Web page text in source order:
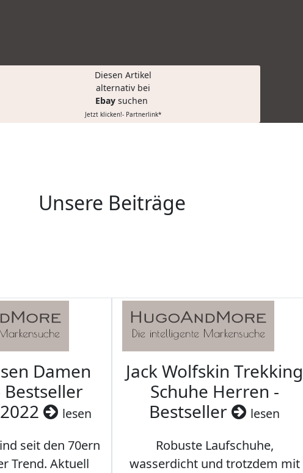
Diesen Artikel
alternativ bei
Ebay suchen
Jetzt klicken!- Partnerlink*
Unsere Beiträge
Damen
lesen
seit den 70ern
Trend. Aktuell
Jack Wolfskin Trekking
Schuhe Herren -
Bestseller
lesen
Robuste Laufschuhe,
wasserdicht und trotzdem mit